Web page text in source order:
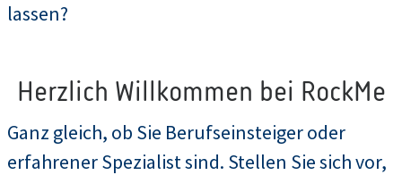
lassen?
Herzlich Willkommen bei RockMe
Ganz gleich, ob Sie Berufseinsteiger oder
erfahrener Spezialist sind. Stellen Sie sich vor,